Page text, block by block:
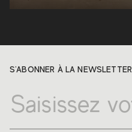
S'ABONNER À LA NEWSLETTER